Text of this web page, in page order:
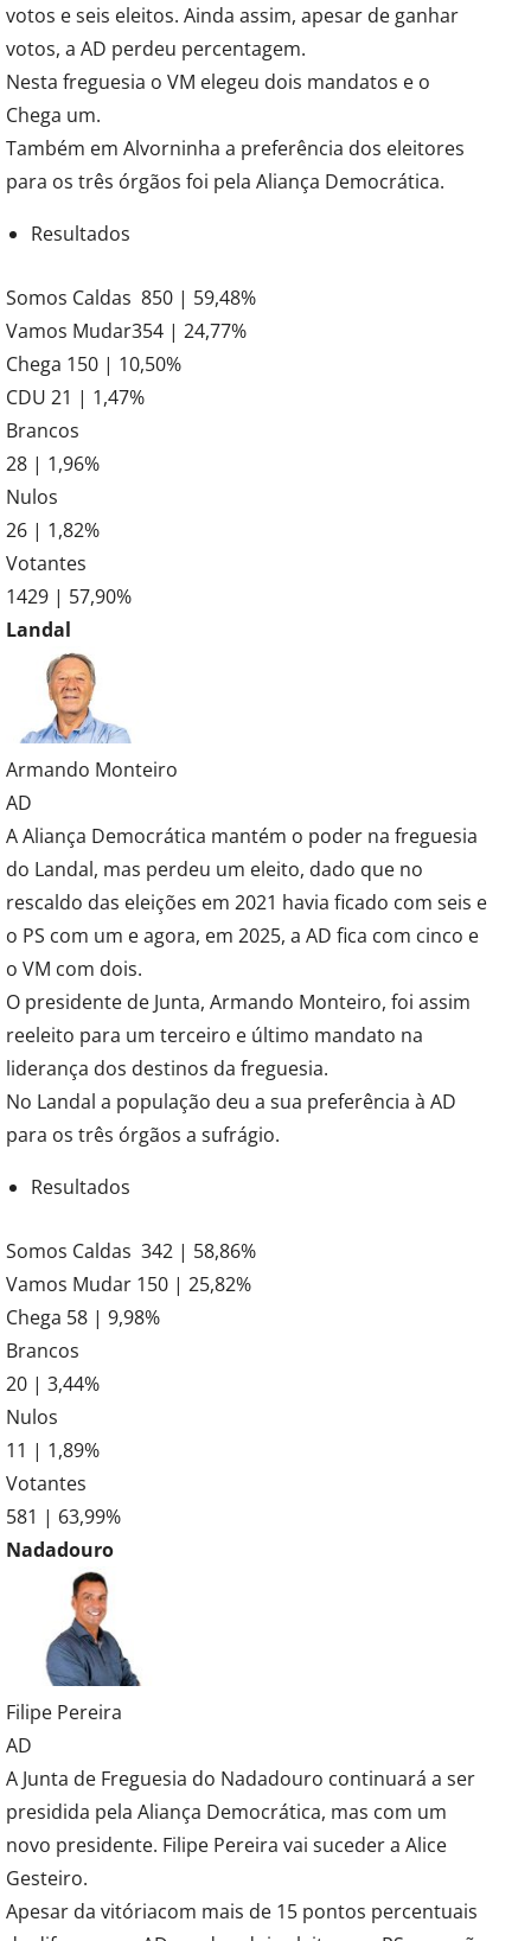
votos e seis eleitos. Ainda assim, apesar de ganhar
votos, a AD perdeu percentagem.
Nesta freguesia o VM elegeu dois mandatos e o
Chega um.
Também em Alvorninha a preferência dos eleitores
para os três órgãos foi pela Aliança Democrática.
Resultados
Somos Caldas 850 | 59,48%
Vamos Mudar354 | 24,77%
Chega 150 | 10,50%
CDU 21 | 1,47%
Brancos
28 | 1,96%
Nulos
26 | 1,82%
Votantes
1429 | 57,90%
Landal
Armando Monteiro
AD
A Aliança Democrática mantém o poder na freguesia
do Landal, mas perdeu um eleito, dado que no
rescaldo das eleições em 2021 havia ficado com seis e
o PS com um e agora, em 2025, a AD fica com cinco e
o VM com dois.
O presidente de Junta, Armando Monteiro, foi assim
reeleito para um terceiro e último mandato na
liderança dos destinos da freguesia.
No Landal a população deu a sua preferência à AD
para os três órgãos a sufrágio.
Resultados
Somos Caldas 342 | 58,86%
Vamos Mudar 150 | 25,82%
Chega 58 | 9,98%
Brancos
20 | 3,44%
Nulos
11 | 1,89%
Votantes
581 | 63,99%
Nadadouro
Filipe Pereira
AD
A Junta de Freguesia do Nadadouro continuará a ser
presidida pela Aliança Democrática, mas com um
novo presidente. Filipe Pereira vai suceder a Alice
Gesteiro.
Apesar da vitóriacom mais de 15 pontos percentuais